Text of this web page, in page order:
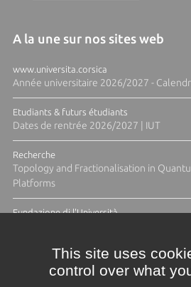
A la une sur nos sites web
www.universita.corsica
Année universitaire 2026/2027 -
Etudiants & futurs étudiants
Dates de rentrée 2026/2027 | IUT
Recherche
Topology and Fractionalisation in
Platforms
Fundazione di l'Università
This site uses
control over what